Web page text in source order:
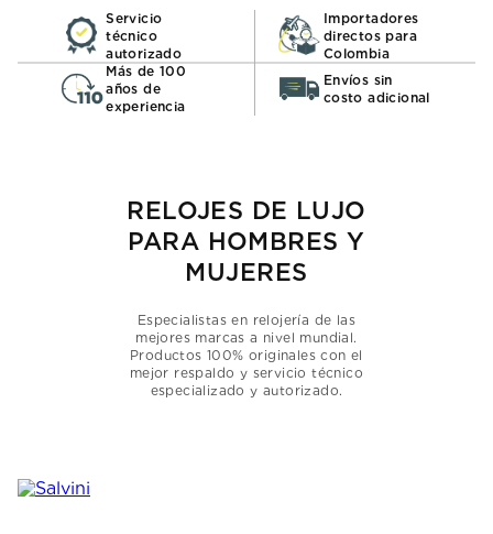
Servicio
técnico
autorizado
Importadores
directos para
Colombia
Más de 100
años de
experiencia
Envíos sin
costo adicional
RELOJES DE LUJO
PARA HOMBRES Y
MUJERES
Especialistas en relojería de las
mejores marcas a nivel mundial.
Productos 100% originales con el
mejor respaldo y servicio técnico
especializado y autorizado.
aviation
.
integral
tissot
7.
prx
8.
hamilton
9 .
mido
10. casio